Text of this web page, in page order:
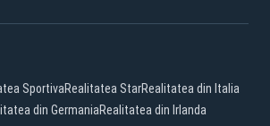
SportivaRealitatea StarRealitatea din Italia
din GermaniaRealitatea din Irlanda